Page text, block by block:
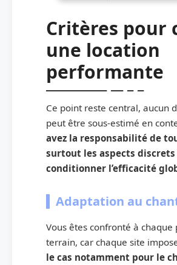
Critères pour
une location
performante
Ce point reste central, aucun
peut être sous-estimé en
avez la responsabilité de
surtout les aspects
conditionner l’efficacité
Adaptation au
Vous êtes confronté à
terrain, car chaque site
le cas notamment pour le